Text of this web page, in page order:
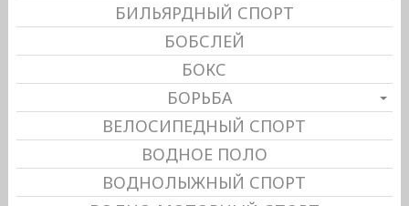
БИЛЬЯРДНЫЙ СПОРТ
БОБСЛЕЙ
БОКС
БОРЬБА
ВЕЛОСИПЕДНЫЙ СПОРТ
ВОДНОЕ ПОЛО
ВОДНОЛЫЖНЫЙ СПОРТ